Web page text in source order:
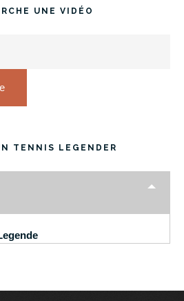
UNE VIDÉO
TENNIS LEGENDER